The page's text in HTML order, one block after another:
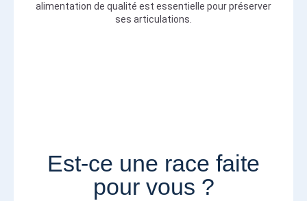
alimentation de qualité est essentielle pour préserver
ses articulations.
Est-ce une race faite
pour vous ?